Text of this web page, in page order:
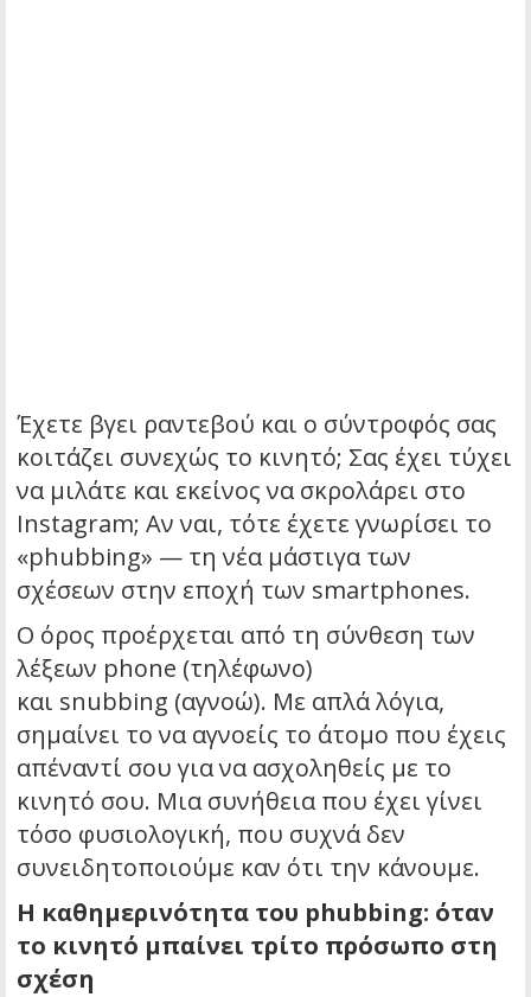
Έχετε βγει ραντεβού και ο σύντροφός σας
κοιτάζει συνεχώς το κινητό; Σας έχει τύχει
να μιλάτε και εκείνος να σκρολάρει στο
Instagram; Αν ναι, τότε έχετε γνωρίσει το
«phubbing» — τη νέα μάστιγα των
σχέσεων στην εποχή των smartphones.
Ο όρος προέρχεται από τη σύνθεση των
λέξεων phone (τηλέφωνο)
και snubbing (αγνοώ). Με απλά λόγια,
σημαίνει το να αγνοείς το άτομο που έχεις
απέναντί σου για να ασχοληθείς με το
κινητό σου. Μια συνήθεια που έχει γίνει
τόσο φυσιολογική, που συχνά δεν
συνειδητοποιούμε καν ότι την κάνουμε.
Η καθημερινότητα του phubbing: όταν
το κινητό μπαίνει τρίτο πρόσωπο στη
σχέση